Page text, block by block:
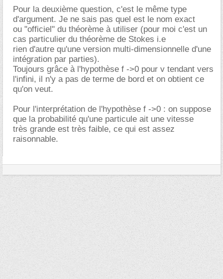
Pour la deuxième question, c'est le même type
d'argument. Je ne sais pas quel est le nom exact
ou "officiel" du théorème à utiliser (pour moi c'est un
cas particulier du théorème de Stokes i.e
rien d'autre qu'une version multi-dimensionnelle d'une
intégration par parties).
Toujours grâce à l'hypothèse f ->0 pour v tendant vers
l'infini, il n'y a pas de terme de bord et on obtient ce
qu'on veut.
Pour l'interprétation de l'hypothèse f ->0 : on suppose
que la probabilité qu'une particule ait une vitesse
très grande est très faible, ce qui est assez
raisonnable.